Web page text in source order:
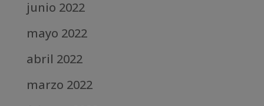
junio 2022
mayo 2022
abril 2022
marzo 2022